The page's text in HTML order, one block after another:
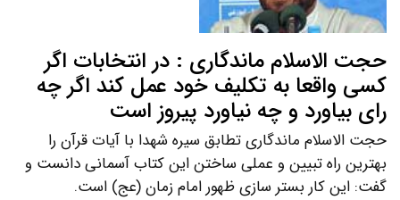
حجت الاسلام ماندگاری : در انتخابات اگر
کسی واقعا به تکلیف خود عمل کند اگر چه
رای بیاورد و چه نیاورد پیروز است
حجت الاسلام ماندگاری تطابق سیره شهدا با آیات قرآن را
بهترین راه تبیین و عملی ساختن این کتاب آسمانی دانست و
گفت: این کار بستر سازی ظهور امام زمان (عج) است.